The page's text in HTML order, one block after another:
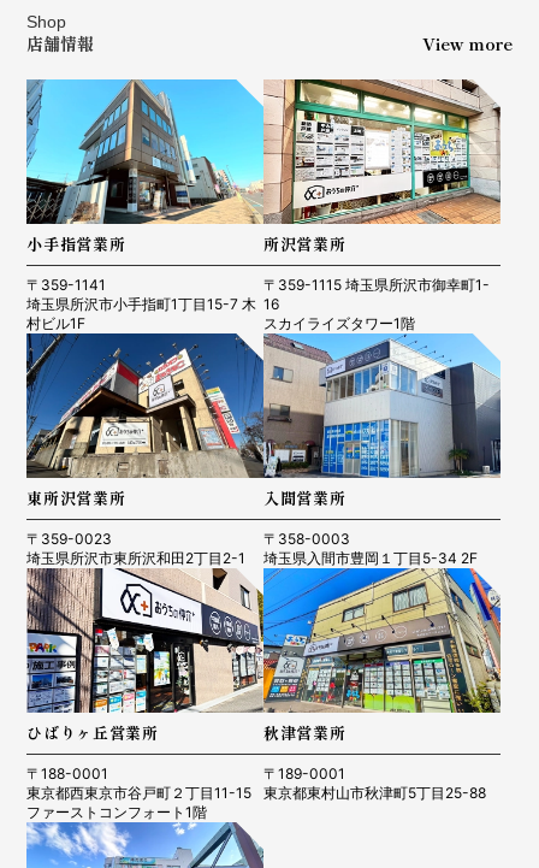
Shop
店舗情報 View more
小手指営業所
〒359-1141
埼玉県所沢市小手指町1丁目15-7 木
村ビル1F
所沢営業所
〒359-1115 埼玉県所沢市御幸町1-
16
スカイライズタワー1階
東所沢営業所
〒359-0023
埼玉県所沢市東所沢和田2丁目2-1
入間営業所
〒358-0003
埼玉県入間市豊岡１丁目5-34 2F
ひばりヶ丘営業所
〒188-0001
東京都西東京市谷戸町２丁目11-15
ファーストコンフォート1階
秋津営業所
〒189-0001
東京都東村山市秋津町5丁目25-88